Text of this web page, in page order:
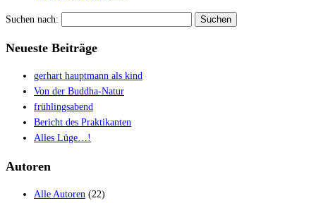
Suchen nach:
Neueste Beiträge
gerhart hauptmann als kind
Von der Buddha-Natur
frühlingsabend
Bericht des Praktikanten
Alles Lüge…!
Autoren
Alle Autoren (22)